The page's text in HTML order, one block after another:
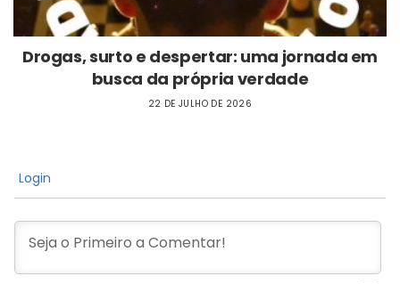
Drogas, surto e despertar: uma jornada em
busca da própria verdade
22 DE JULHO DE 2026
Login